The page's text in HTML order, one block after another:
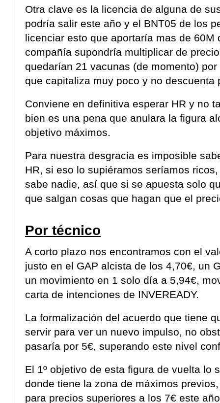
Otra clave es la licencia de alguna de
podría salir este año y el BNT05 de los
licenciar esto que aportaría mas de 60M
compañía supondría multiplicar de
quedarían 21 vacunas (de momento)
que capitaliza muy poco y no descuenta
Conviene en definitiva esperar HR y no
bien es una pena que anulara la figura
objetivo máximos.
Para nuestra desgracia es imposible
HR, si eso lo supiéramos seríamos
sabe nadie, así que si se apuesta solo
que salgan cosas que hagan que el
Por técnico
A corto plazo nos encontramos con el
justo en el GAP alcista de los 4,70€, un
un movimiento en 1 solo día a 5,94€,
carta de intenciones de INVEREADY.
La formalización del acuerdo que tiene
servir para ver un nuevo impulso, no
pasaría por 5€, superando este nivel
El 1º objetivo de esta figura de vuelta lo
donde tiene la zona de máximos
para precios superiores a los 7€ este